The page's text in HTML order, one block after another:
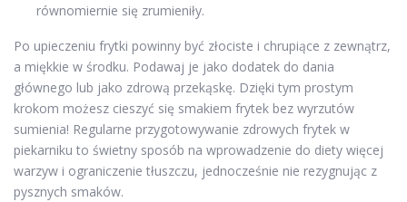
równomiernie się zrumieniły.
Po upieczeniu frytki powinny być złociste i chrupiące z zewnątrz,
a miękkie w środku. Podawaj je jako dodatek do dania
głównego lub jako zdrową przekąskę. Dzięki tym prostym
krokom możesz cieszyć się smakiem frytek bez wyrzutów
sumienia! Regularne przygotowywanie zdrowych frytek w
piekarniku to świetny sposób na wprowadzenie do diety więcej
warzyw i ograniczenie tłuszczu, jednocześnie nie rezygnując z
pysznych smaków.